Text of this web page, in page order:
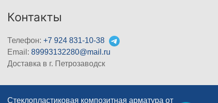
Контакты
Телефон: +7 924 831-10-38
Email: 89993132280@mail.ru
Доставка в г. Петрозаводск
Стеклопластиковая композитная арматура от